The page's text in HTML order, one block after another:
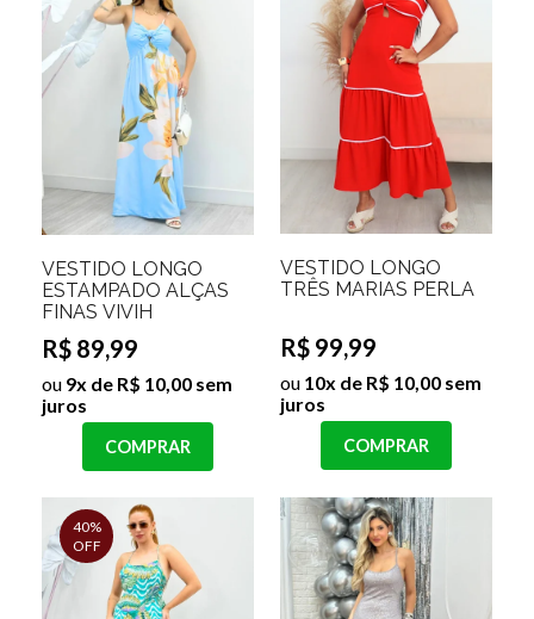
VESTIDO LONGO
ESTAMPADO ALÇAS
FINAS VIVIH
R$ 89,99
ou 9x de R$ 10,00 sem
juros
COMPRAR
VESTIDO LONGO
TRÊS MARIAS PERLA
R$ 99,99
ou 10x de R$ 10,00 sem
juros
COMPRAR
40%
OFF